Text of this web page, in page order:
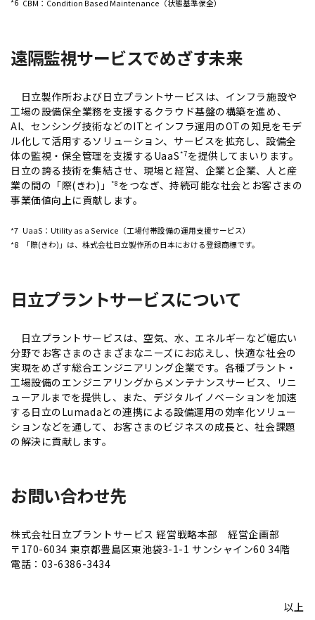
*6 CBM：Condition Based Maintenance（状態基準保全）
遠隔監視サービスでめざす未来
日立製作所および日立プラントサービスは、インフラ施設
工場の設備保全業務を支援するクラウド基盤の構築を進め、
AI、センシング技術などのITとインフラ運用のOTの知見をモデ
ル化して活用するソリューション、サービスを拡充し、設備全
体の監視・保全管理を支援するUaaS*7を提供してまいります。
日立の誇る技術を集結させ、現場と経営、企業と企業、人と産
業の間の「際(きわ)」
*8 をつなぎ、持続可能な社会とお客さまの
事業価値向上に貢献します。
*7 UaaS：Utility as a Service（工場付帯設備の運用支援サービス）
*8
「際(きわ)」は、株式会社日立製作所の日本における登録商標です。
日立プラントサービスについて
日立プラントサービスは、空気、水、エネルギーなど幅広い
分野でお客さまのさまざまなニーズにお応えし、快適な社会の
実現をめざす総合エンジニアリング企業です。各種プラント・
工場設備のエンジニアリングからメンテナンスサービス、リニ
ューアルまでを提供し、また、デジタルイノベーションを加速
する日立のLumadaとの連携による設備運用の効率化ソリュー
ションなどを通して、お客さまのビジネスの成長と、社会課題
の解決に貢献します。
お問い合わせ先
株式会社日立プラントサービス 経営戦略本部 経営企画部
〒170-6034 東京都豊島区東池袋3-1-1 サンシャイン60 34階
電話：03-6386-3434
以上